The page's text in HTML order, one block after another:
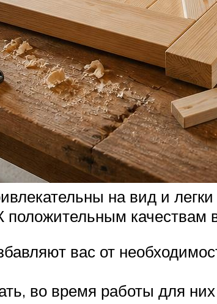
на вид и
положительным
вас от
во время работы для